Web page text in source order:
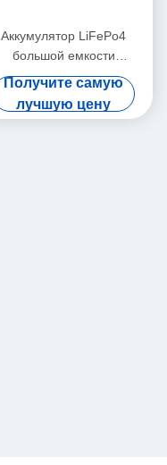
Аккумулятор LiFePo4
большой емкости
водонепроницаемый
36V100Ah высокой
мощности для
Получите самую
лучшую цену